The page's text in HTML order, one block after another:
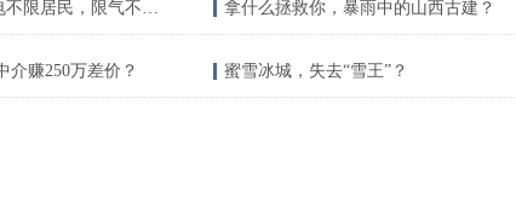
拿什么拯救你，暴雨中的山西古建？
介赚250万差价？ 蜜雪冰城，失去“雪王”？